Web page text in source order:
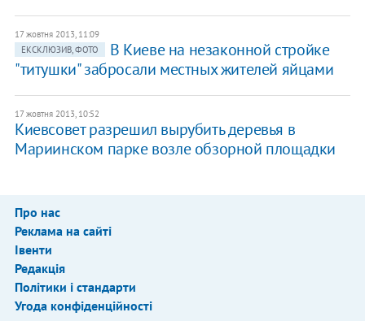
17 жовтня 2013, 11:09
ЕКСКЛЮЗИВ, ФОТО
В Киеве на незаконной стройке
"титушки" забросали местных жителей яйцами
17 жовтня 2013, 10:52
Киевсовет разрешил вырубить деревья в
Мариинском парке возле обзорной площадки
Про нас
Реклама на сайті
Івенти
Редакція
Політики і стандарти
Угода конфіденційності